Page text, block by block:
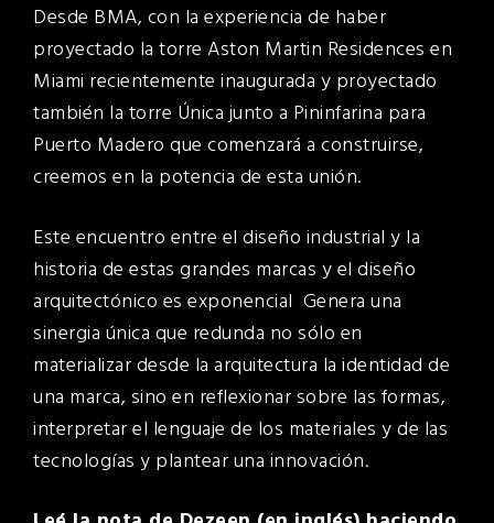
Desde BMA, con la experiencia de haber
proyectado la torre Aston Martin Residences en
Miami recientemente inaugurada y proyectado
también la torre Única junto a Pininfarina para
Puerto Madero que comenzará a construirse,
creemos en la potencia de esta unión.
Este encuentro entre el diseño industrial y la
historia de estas grandes marcas y el diseño
arquitectónico es exponencial Genera una
sinergia única que redunda no sólo en
materializar desde la arquitectura la identidad de
una marca, sino en reflexionar sobre las formas,
interpretar el lenguaje de los materiales y de las
tecnologías y plantear una innovación.